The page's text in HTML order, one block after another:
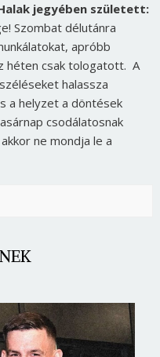
jegyében született:
Szombat délutánra
apróbb
héten csak tologatott. A
halassza
a helyzet a döntések
csodálatosnak
ne mondja le a